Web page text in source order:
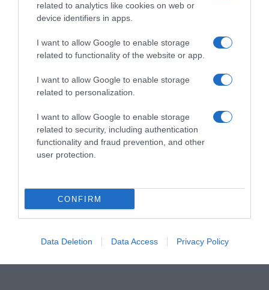
related to analytics like cookies on web or
device identifiers in apps.
I want to allow Google to enable storage
related to functionality of the website or app.
I want to allow Google to enable storage
related to personalization.
I want to allow Google to enable storage
related to security, including authentication
functionality and fraud prevention, and other
user protection.
CONFIRM
Data Deletion Data Access Privacy Policy
ΣΧΟΛΙΑ